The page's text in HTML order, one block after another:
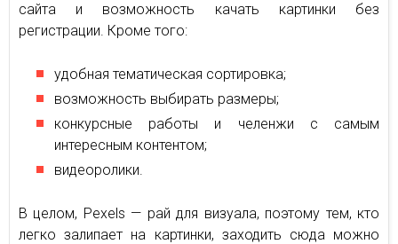
сайта и возможность качать картинки без
регистрации. Кроме того:
удобная тематическая сортировка;
возможность выбирать размеры;
конкурсные работы и челенжи с самым
интересным контентом;
видеоролики.
В целом, Pexels — рай для визуала, поэтому тем, кто
легко залипает на картинки, заходить сюда можно